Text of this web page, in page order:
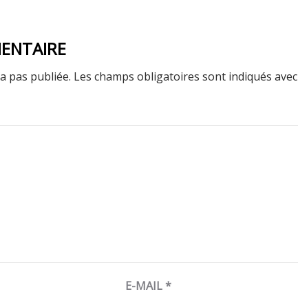
pas publiée. Les champs obligatoires sont indiqués avec
E-MAIL*